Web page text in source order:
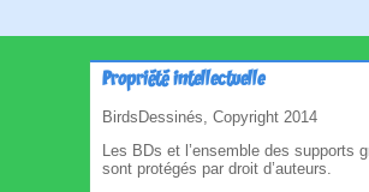
Propriété intellectuelle
BirdsDessinés, Copyright 2014
Les BDs et l’ensemble des supports
sont protégés par droit d’auteurs.